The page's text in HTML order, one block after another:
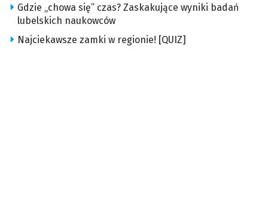
Gdzie „chowa się” czas? Zaskakujące wyniki badań
lubelskich naukowców
Najciekawsze zamki w regionie! [QUIZ]